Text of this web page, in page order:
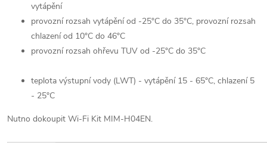
vytápění
provozní rozsah vytápění od -25°C do 35°C, provozní rozsah
chlazení od 10°C do 46°C
provozní rozsah ohřevu TUV od -25°C do 35°C
teplota výstupní vody (LWT) - vytápění 15 - 65°C, chlazení 5
- 25°C
Nutno dokoupit Wi-Fi Kit MIM-H04EN.